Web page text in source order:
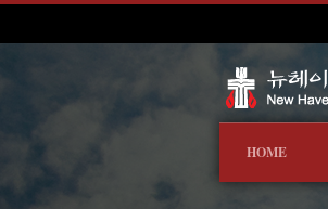
HOME